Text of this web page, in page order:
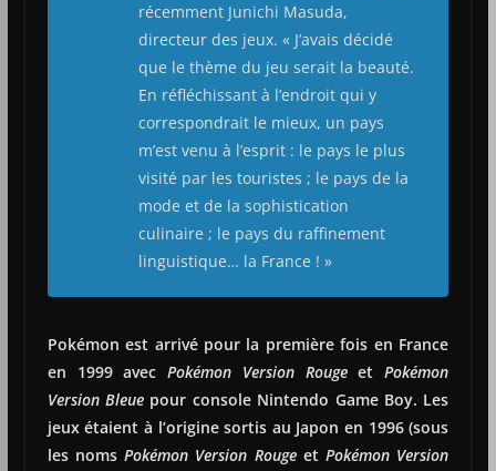
récemment Junichi Masuda,
directeur des jeux. « J’avais décidé
que le thème du jeu serait la beauté.
En réfléchissant à l’endroit qui y
correspondrait le mieux, un pays
m’est venu à l’esprit : le pays le plus
visité par les touristes ; le pays de la
mode et de la sophistication
culinaire ; le pays du raffinement
linguistique… la France ! »
Pokémon est arrivé pour la première fois en France
en 1999 avecPokémon Version RougeetPokémon
Version Bleue pour console Nintendo Game Boy. Les
jeux étaient à l’origine sortis au Japon en 1996 (sous
les nomsPokémon Version RougeetPokémon Version